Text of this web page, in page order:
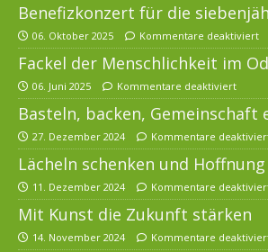
Benefizkonzert für die
06. Oktober 2025 Kommentare deaktiviert
Fackel der Menschlichkeit im
06. Juni 2025 Kommentare deaktiviert
Basteln, backen, Gemeinschaft
27. Dezember 2024 Kommentare
Lächeln schenken und Hoffnung
11. Dezember 2024 Kommentare
Mit Kunst die Zukunft stärken
14. November 2024 Kommentare